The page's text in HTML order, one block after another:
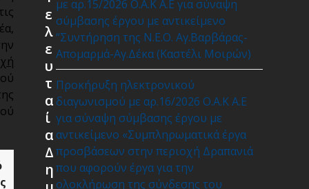
με αρ.15/2026 Ο.Α.Κ Α.Ε για σύναψη
σύμβασης έργου με αντικείμενο
“Συντήρηση της Ν.Ε.Ο. Αγ.Βαρβάρας-
Απομαρμά-Αγ.Δέκα (Καστέλι Μοιρών)
Προκήρυξη ηλεκτρονικού
διαγωνισμού με αρ.16/2026 Ο.Α.Κ Α.Ε
για σύναψη σύμβασης έργου με
αντικείμενο «Συμπληρωματικά έργα
προσβάσεων στην περιοχή Δραπανιά
που αφορούν έργα για την
ολοκλήρωση της σύνδεσης του
ε
λ
ε
υ
τ
α
ί
α
Δ
η